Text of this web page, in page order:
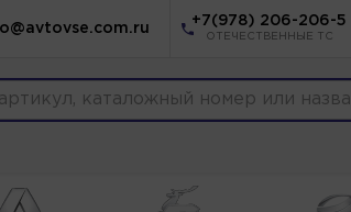
+7(978) 206-206-5
ОТЕЧЕСТВЕННЫЕ ТС